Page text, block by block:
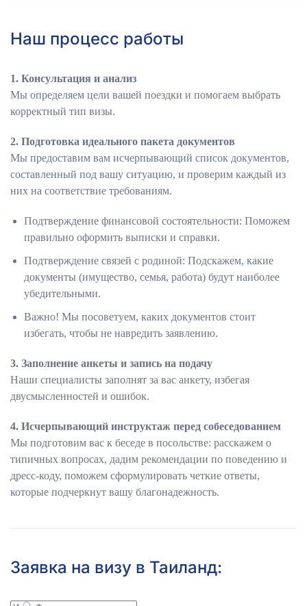
Наш процесс работы
1. Консультация и анализ
Мы определяем цели вашей поездки и помогаем выбрать
корректный тип визы.
2. Подготовка идеального пакета документов
Мы предоставим вам исчерпывающий список документов,
составленный под вашу ситуацию, и проверим каждый из
них на соответствие требованиям.
Подтверждение финансовой состоятельности: Поможем
правильно оформить выписки и справки.
Подтверждение связей с родиной: Подскажем, какие
документы (имущество, семья, работа) будут наиболее
убедительными.
Важно! Мы посоветуем, каких документов стоит
избегать, чтобы не навредить заявлению.
3. Заполнение анкеты и запись на подачу
Наши специалисты заполнят за вас анкету, избегая
двусмысленностей и ошибок.
4. Исчерпывающий инструктаж перед собеседованием
Мы подготовим вас к беседе в посольстве: расскажем о
типичных вопросах, дадим рекомендации по поведению и
дресс-коду, поможем сформулировать четкие ответы,
которые подчеркнут вашу благонадежность.
Заявка на визу в Таиланд: